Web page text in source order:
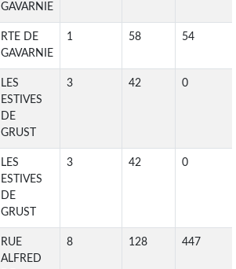
GAVARNIE
RTE DE
GAVARNIE
1 58 54
LES
ESTIVES
DE
GRUST
3 42 0
LES
ESTIVES
DE
GRUST
3 42 0
RUE
ALFRED
8 128 447